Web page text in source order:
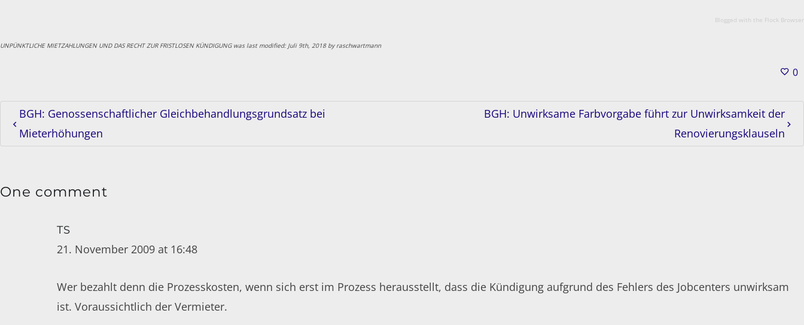
Blogged with the Flock Browser
UNPÜNKTLICHE MIETZAHLUNGEN UND DAS RECHT ZUR FRISTLOSEN KÜNDIGUNGwas last modified: Juli 9th, 2018by raschwartmann
0
BGH: Genossenschaftlicher Gleichbehandlungsgrundsatz bei
Mieterhöhungen
BGH: Unwirksame Farbvorgabe führt zur Unwirksamkeit der
Renovierungsklauseln
One comment
TS
21. November 2009 at 16:48
Wer bezahlt denn die Prozesskosten, wenn sich erst im Prozess herausstellt, dass die Kündigung aufgrund des Fehlers des Jobcenters unwirksam
ist. Voraussichtlich der Vermieter.